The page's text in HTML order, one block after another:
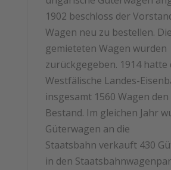
1902 beschloss der
Wagen neu zu bestellen. Die
gemieteten Wagen wurden
zurückgegeben. 1914 hatte
Westfälische Landes-
insgesamt 1560 Wagen den
Bestand. Im gleichen Jahr
Güterwagen an die
Staatsbahn verkauft 430
in den